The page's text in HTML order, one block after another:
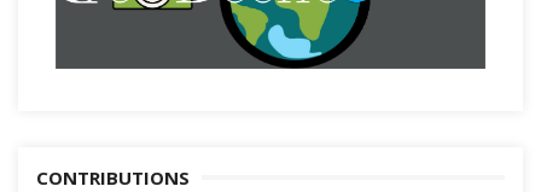
CONTRIBUTIONS